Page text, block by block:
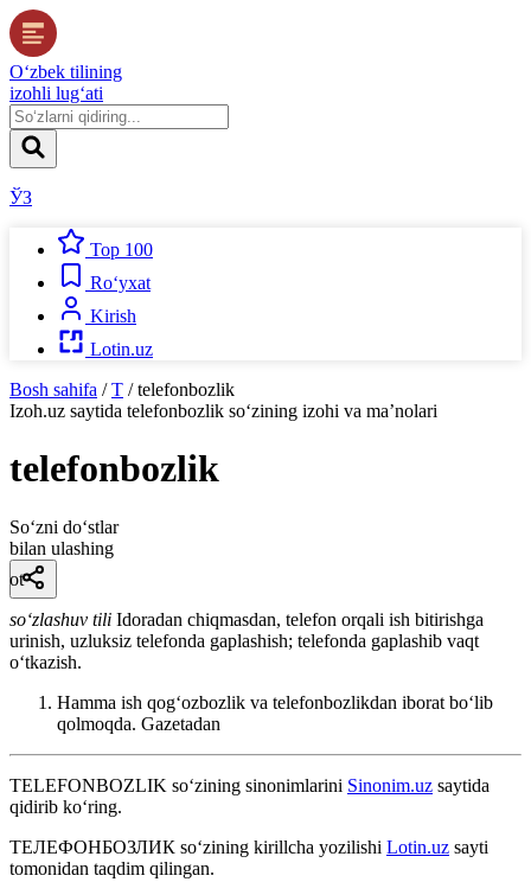
O‘zbek tilining
izohli lug‘ati
ЎЗ
Top 100
Ro‘yxat
Kirish
Lotin.uz
Bosh sahifa / T / telefonbozlik
Izoh.uz saytida telefonbozlik so‘zining izohi va ma’nolari
telefonbozlik
So‘zni do‘stlar
bilan ulashing
ot
so‘zlashuv tili Idoradan chiqmasdan, telefon orqali ish bitirishga
urinish, uzluksiz telefonda gaplashish; telefonda gaplashib vaqt
oʻtkazish.
Hamma ish qogʻozbozlik va telefonbozlikdan iborat boʻlib
qolmoqda. Gazetadan
TELEFONBOZLIK so‘zining sinonimlarini Sinonim.uz saytida
qidirib ko‘ring.
ТЕЛЕФОНБОЗЛИК so‘zining kirillcha yozilishi Lotin.uz sayti
tomonidan taqdim qilingan.